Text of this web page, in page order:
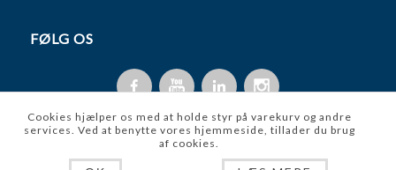
FØLG OS
Cookies hjælper os med at holde styr på varekurv og andre
services. Ved at benytte vores hjemmeside, tillader du brug
af cookies.